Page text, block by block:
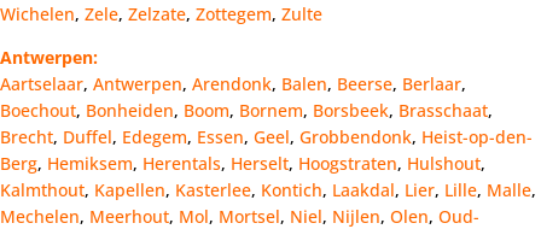
Wichelen, Zele, Zelzate, Zottegem, Zulte
Antwerpen:
Aartselaar, Antwerpen, Arendonk, Balen, Beerse, Berlaar,
Boechout, Bonheiden, Boom, Bornem, Borsbeek, Brasschaat,
Brecht, Duffel, Edegem, Essen, Geel, Grobbendonk, Heist-op-den-
Berg, Hemiksem, Herentals, Herselt, Hoogstraten, Hulshout,
Kalmthout, Kapellen, Kasterlee, Kontich, Laakdal, Lier, Lille, Malle,
Mechelen, Meerhout, Mol, Mortsel, Niel, Nijlen, Olen, Oud-